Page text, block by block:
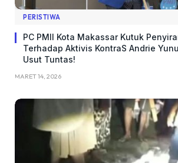
PERISTIWA
PC PMII Kota Makassar Kutuk
Terhadap Aktivis KontraS Andrie
Usut Tuntas!
MARET 14, 2026